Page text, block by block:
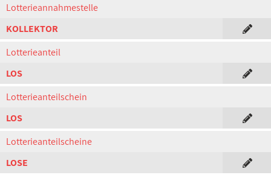
Lotterieannahmestelle
KOLLEKTOR
Lotterieanteil
LOS
Lotterieanteilschein
LOS
Lotterieanteilscheine
LOSE